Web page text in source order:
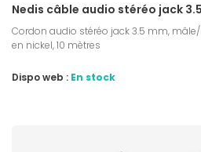
Nedis câble audio stéréo jack
Cordon audio stéréo jack 3.5 mm,
en nickel, 10 mètres
Dispo web : En stock